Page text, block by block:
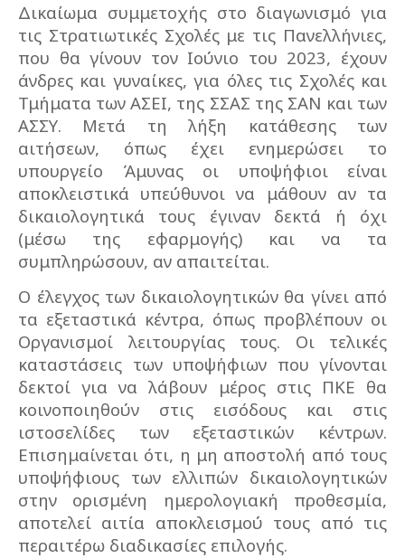
Δικαίωμα συμμετοχής στο διαγωνισμό για
τις Στρατιωτικές Σχολές με τις Πανελλήνιες,
που θα γίνουν τον Ιούνιο του 2023, έχουν
άνδρες και γυναίκες, για όλες τις Σχολές και
Τμήματα των ΑΣΕΙ, της ΣΣΑΣ της ΣΑΝ και των
ΑΣΣΥ. Μετά τη λήξη κατάθεσης των
αιτήσεων, όπως έχει ενημερώσει το
υπουργείο Άμυνας οι υποψήφιοι είναι
αποκλειστικά υπεύθυνοι να μάθουν αν τα
δικαιολογητικά τους έγιναν δεκτά ή όχι
(μέσω της εφαρμογής) και να τα
συμπληρώσουν, αν απαιτείται.
Ο έλεγχος των δικαιολογητικών θα γίνει από
τα εξεταστικά κέντρα, όπως προβλέπουν οι
Οργανισμοί λειτουργίας τους. Οι τελικές
καταστάσεις των υποψήφιων που γίνονται
δεκτοί για να λάβουν μέρος στις ΠΚΕ θα
κοινοποιηθούν στις εισόδους και στις
ιστοσελίδες των εξεταστικών κέντρων.
Επισημαίνεται ότι, η μη αποστολή από τους
υποψήφιους των ελλιπών δικαιολογητικών
στην ορισμένη ημερολογιακή προθεσμία,
αποτελεί αιτία αποκλεισμού τους από τις
περαιτέρω διαδικασίες επιλογής.